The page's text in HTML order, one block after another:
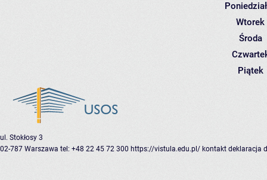
Wtorek
Środa
Piątek
ul. Stokłosy 3
02-787 Warszawa tel: +48 22 45 72 300 https://vistula.edu.pl/ kontakt deklaracja